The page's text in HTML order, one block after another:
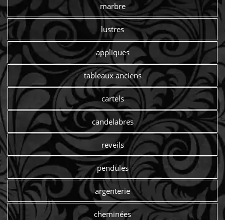
marbre
lustres
appliques
tableaux anciens
cartels
candelabres
reveils
pendules
argenterie
cheminées